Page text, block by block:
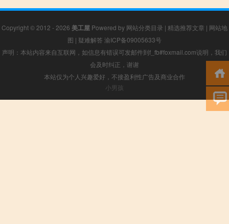
Copyright © 2012 - 2026 美工屋 Powered by 网站分类目录 | 精选推荐文章 | 网站地
图 | 疑难解答 渝ICP备09005633号
声明：本站内容来自互联网，如信息有错误可发邮件到f_fb#foxmail.com说明，我们
会及时纠正，谢谢
本站仅为个人兴趣爱好，不接盈利性广告及商业合作
小男孩